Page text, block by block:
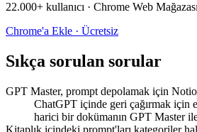
22.000+ kullanıcı · Chrome Web
Chrome'a Ekle · Ücretsiz
Sıkça sorulan sorular
GPT Master, prompt depolamak için
ChatGPT içinde geri çağırmak için
harici bir dokümanın GPT Master